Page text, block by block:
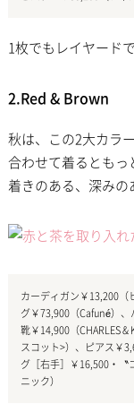
1枚でもレイヤード
2.Red & Brown
秋は、この2大カラ
合わせて着るとも
着きのある、深みの
カーディガン￥13,200（
グ￥73,900（Cafuné）
靴￥14,900（CHARLES
スコット>）、ピアス￥
グ［右手］￥16,500・
ニック）